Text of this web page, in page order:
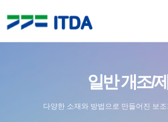
일반 개조/
다양한 소재와 방법으로 만들어진 보